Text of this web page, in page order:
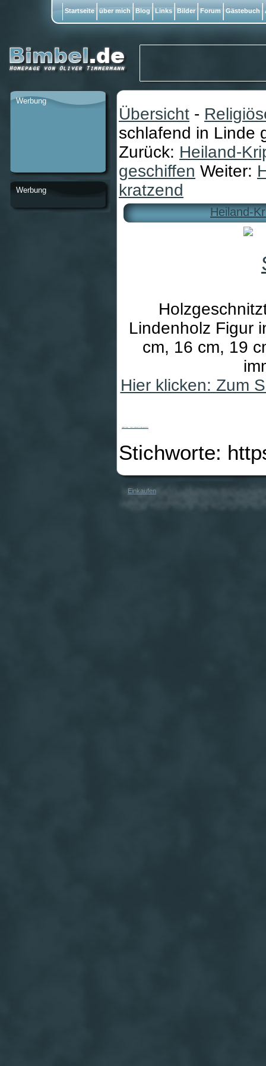
Übersicht -
schlafend in Linde
Zurück: Heiland-
geschiffen Weiter:
kratzend
Heiland-
Lindenholz Figur
cm, 16 cm, 19
Hier klicken: Zum
Stichworte:
Einkaufen
Werbung
Werbung
Startseite über mich Blog Links Bilder Forum Gästebuch